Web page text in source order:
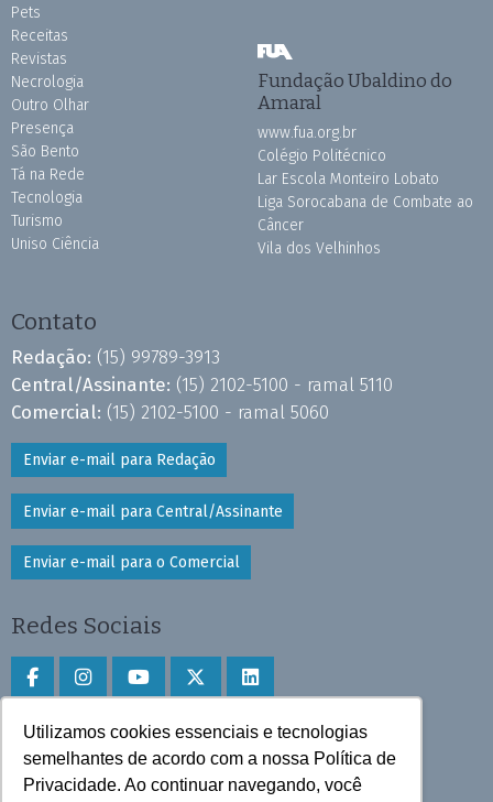
Utilizamos cookies essenciais e tecnologias
semelhantes de acordo com a nossa Política de
Privacidade. Ao continuar navegando, você
Pets
Receitas
Revistas
Necrologia
Outro Olhar
Presença
São Bento
Tá na Rede
Tecnologia
Turismo
Uniso Ciência
Fundação Ubaldino do
Amaral
www.fua.org.br
Colégio Politécnico
Lar Escola Monteiro Lobato
Liga Sorocabana de Combate ao
Câncer
Vila dos Velhinhos
Contato
Redação: (15) 99789-3913
Central/Assinante: (15) 2102-5100 - ramal 5110
Comercial: (15) 2102-5100 - ramal 5060
Enviar e-mail para Redação
Enviar e-mail para Central/Assinante
Enviar e-mail para o Comercial
Redes Sociais
Faça download do aplicativo
Play Store e App Store